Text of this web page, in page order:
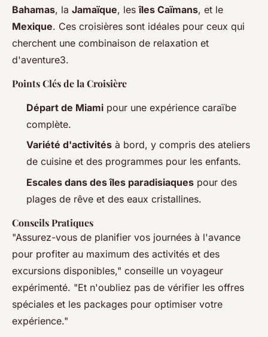
Bahamas, la Jamaïque, lesîles Caïmans, et le
Mexique. Ces croisières sont idéales pour ceux qui
cherchent une combinaison de relaxation et
d'aventure3.
Points Clés de la Croisière
Départ de Miami pour une expérience caraïbe
complète.
Variété d'activités à bord, y compris des ateliers
de cuisine et des programmes pour les enfants.
Escales dans des îles paradisiaques pour des
plages de rêve et des eaux cristallines.
Conseils Pratiques
"Assurez-vous de planifier vos journées à l'avance
pour profiter au maximum des activités et des
excursions disponibles," conseille un voyageur
expérimenté. "Et n'oubliez pas de vérifier les offres
spéciales et les packages pour optimiser votre
expérience."